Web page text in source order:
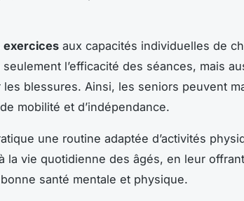
exercices aux capacités individuelles de
l’efficacité des séances, mais
les blessures. Ainsi, les seniors peuvent
mobilité et d’indépendance.
une routine adaptée d’activités
la vie quotidienne des âgés, en leur
santé mentale et physique.